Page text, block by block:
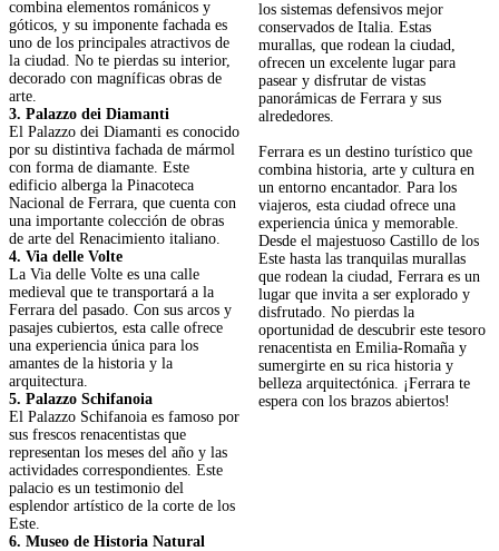
combina elementos románicos y
góticos, y su imponente fachada es
uno de los principales atractivos de
la ciudad. No te pierdas su interior,
decorado con magníficas obras de
arte.
3. Palazzo dei Diamanti
El Palazzo dei Diamanti es conocido
por su distintiva fachada de mármol
con forma de diamante. Este
edificio alberga la Pinacoteca
Nacional de Ferrara, que cuenta con
una importante colección de obras
de arte del Renacimiento italiano.
4. Via delle Volte
La Via delle Volte es una calle
medieval que te transportará a la
Ferrara del pasado. Con sus arcos y
pasajes cubiertos, esta calle ofrece
una experiencia única para los
amantes de la historia y la
arquitectura.
5. Palazzo Schifanoia
El Palazzo Schifanoia es famoso por
sus frescos renacentistas que
representan los meses del año y las
actividades correspondientes. Este
palacio es un testimonio del
esplendor artístico de la corte de los
Este.
6. Museo de Historia Natural
los sistemas defensivos mejor
conservados de Italia. Estas
murallas, que rodean la ciudad,
ofrecen un excelente lugar para
pasear y disfrutar de vistas
panorámicas de Ferrara y sus
alrededores.
Ferrara es un destino turístico que
combina historia, arte y cultura en
un entorno encantador. Para los
viajeros, esta ciudad ofrece una
experiencia única y memorable.
Desde el majestuoso Castillo de los
Este hasta las tranquilas murallas
que rodean la ciudad, Ferrara es un
lugar que invita a ser explorado y
disfrutado. No pierdas la
oportunidad de descubrir este tesoro
renacentista en Emilia-Romaña y
sumergirte en su rica historia y
belleza arquitectónica. ¡Ferrara te
espera con los brazos abiertos!